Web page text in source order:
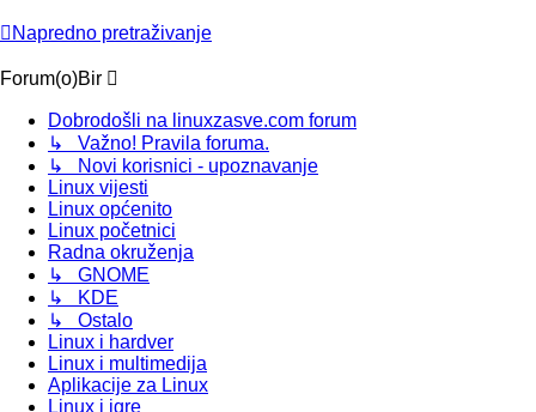
Napredno pretraživanje
Forum(o)Bir
Dobrodošli na linuxzasve.com forum
↳ Važno! Pravila foruma.
↳ Novi korisnici - upoznavanje
Linux vijesti
Linux općenito
Linux početnici
Radna okruženja
↳ GNOME
↳ KDE
↳ Ostalo
Linux i hardver
Linux i multimedija
Aplikacije za Linux
Linux i igre